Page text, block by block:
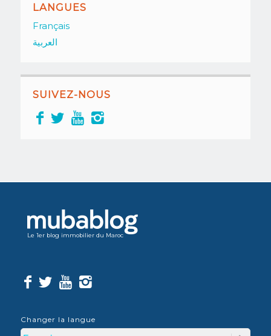
LANGUES
Français
العربية
SUIVEZ-NOUS
Le 1er blog immobilier du Maroc
Changer la langue